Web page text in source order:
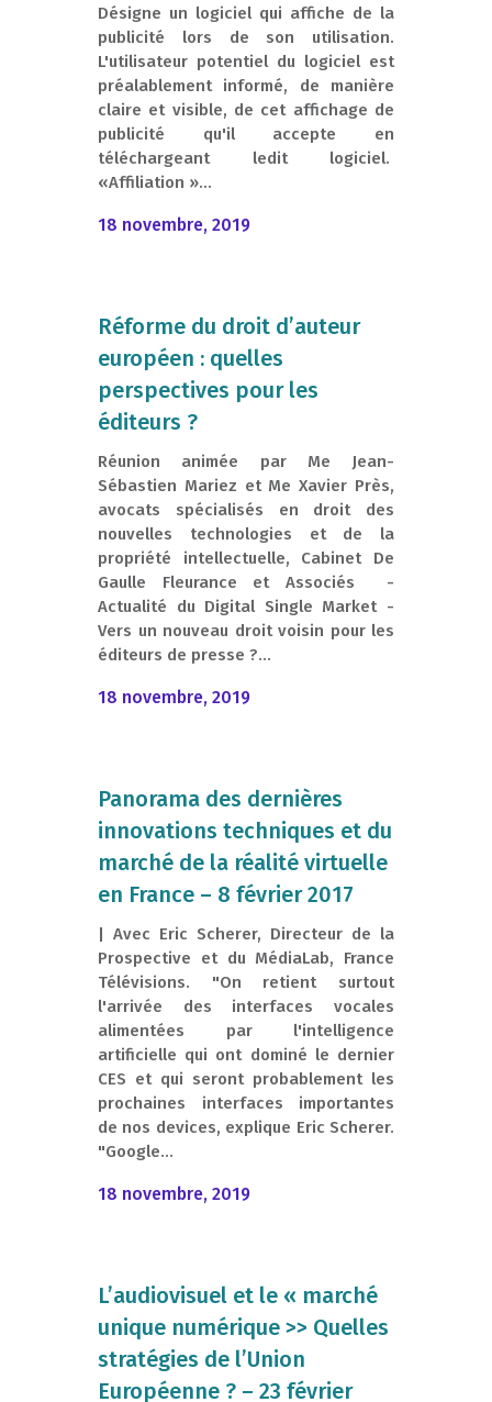
Désigne un logiciel qui affiche de la
publicité lors de son utilisation.
L'utilisateur potentiel du logiciel est
préalablement informé, de manière
claire et visible, de cet affichage de
publicité qu'il accepte en
téléchargeant ledit logiciel.
«Affiliation »...
18 novembre, 2019
Réforme du droit d’auteur
européen : quelles
perspectives pour les
éditeurs ?
Réunion animée par Me Jean-
Sébastien Mariez et Me Xavier Près,
avocats spécialisés en droit des
nouvelles technologies et de la
propriété intellectuelle, Cabinet De
Gaulle Fleurance et Associés -
Actualité du Digital Single Market -
Vers un nouveau droit voisin pour les
éditeurs de presse ?...
18 novembre, 2019
Panorama des dernières
innovations techniques et du
marché de la réalité virtuelle
en France – 8 février 2017
| Avec Eric Scherer, Directeur de la
Prospective et du MédiaLab, France
Télévisions. "On retient surtout
l'arrivée des interfaces vocales
alimentées par l'intelligence
artificielle qui ont dominé le dernier
CES et qui seront probablement les
prochaines interfaces importantes
de nos devices, explique Eric Scherer.
"Google...
18 novembre, 2019
L’audiovisuel et le « marché
unique numérique >> Quelles
stratégies de l’Union
Européenne ? – 23 février